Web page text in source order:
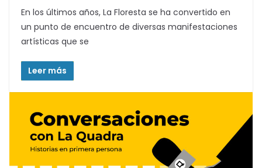
En los últimos años, La Floresta se ha convertido en
un punto de encuentro de diversas manifestaciones
artísticas que se
Leer más